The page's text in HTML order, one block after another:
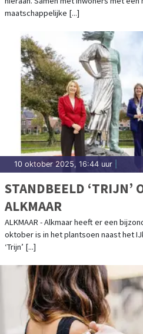
maatschappelijke [...]
10 oktober 2025, 16:44 uur
STANDBEELD ‘TRIJN’
ALKMAAR
ALKMAAR - Alkmaar heeft er een
oktober is in het plantsoen naast het
‘Trijn’ [...]